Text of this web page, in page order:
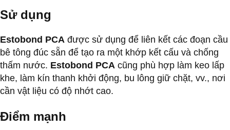
Sử dụng
Estobond PCA được sử dụng để liên kết các đoạn cầu
bê tông đúc sẵn để tạo ra một khớp kết cấu và chống
thấm nước. Estobond PCA cũng phù hợp làm keo lấp
khe, làm kín thanh khởi động, bu lông giữ chặt, vv., nơi
cần vật liệu có độ nhớt cao.
Điểm mạnh